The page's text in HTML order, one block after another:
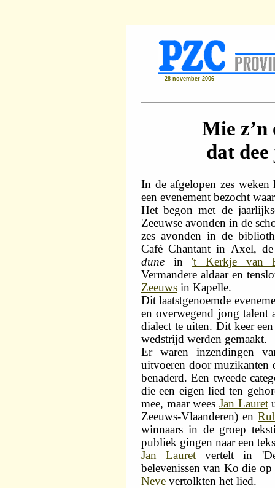
28 november 2006
Mie z’n
dat
In de afgelopen zes
een evenement bezocht
Het begon met de
Zeeuwse avonden in de
zes avonden in de
Café Chantant in Axel,
dune in't Kerkje van
Vermandere aldaar en
Zeeuws in Kapelle.
Dit laatstgenoemde
en overwegend jong talent
dialect te uiten. Dit keer
wedstrijd werden gemaakt.
Er waren inzendingen
uitvoeren door muzikanten
benaderd. Een tweede
die een eigen lied ten
mee, maar wees Jan Lauret
Zeeuws-Vlaanderen) en
winnaars in de groep
publiek gingen naar een
Jan Lauret vertelt in
belevenissen van Ko die
Neve vertolkten het lied.